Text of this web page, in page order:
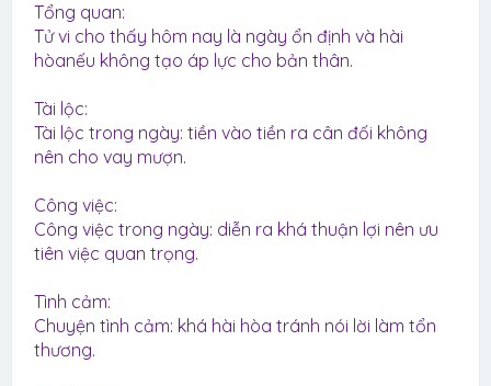
Tổng quan:
Tử vi cho thấy hôm nay là ngày ổn định và hài
hòanếu không tạo áp lực cho bản thân.
Tài lộc:
Tài lộc trong ngày: tiền vào tiền ra cân đối không
nên cho vay mượn.
Công việc:
Công việc trong ngày: diễn ra khá thuận lợi nên ưu
tiên việc quan trọng.
Tình cảm:
Chuyện tình cảm: khá hài hòa tránh nói lời làm tổn
thương.